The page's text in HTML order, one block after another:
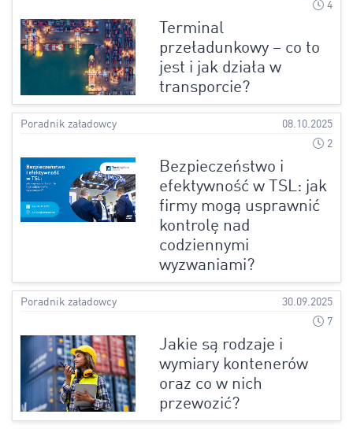
4
Terminal
przeładunkowy – co to
jest i jak działa w
transporcie?
Poradnik załadowcy
08.10.2025
2
Bezpieczeństwo i
efektywność w TSL: jak
firmy mogą usprawnić
kontrolę nad
codziennymi
wyzwaniami?
Poradnik załadowcy
30.09.2025
7
Jakie są rodzaje i
wymiary kontenerów
oraz co w nich
przewozić?